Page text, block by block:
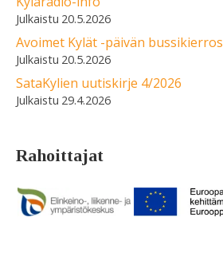
20.5.2026
Avoimet Kylät -päivän bussikierros
20.5.2026
SataKylien uutiskirje 4/2026
29.4.2026
Rahoittajat